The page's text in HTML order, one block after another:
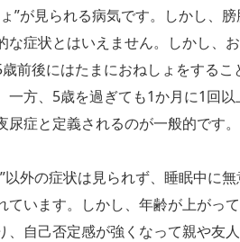
”が見られる病気です。しかし、
な症状とはいえません。しかし、
前後にはたまにおねしょをする
一方、5歳を過ぎても1か月に1回
症と定義されるのが一般的です。
以外の症状は見られず、睡眠中に
ています。しかし、年齢が上がっ
、自己否定感が強くなって親や友